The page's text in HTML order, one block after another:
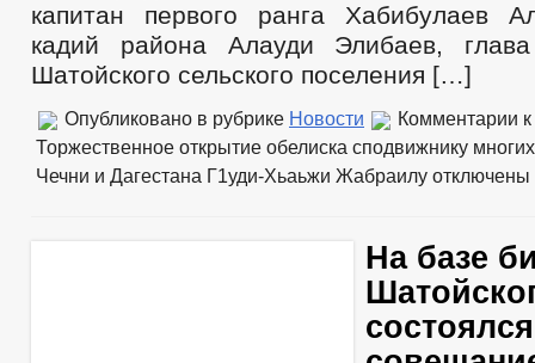
капитан первого ранга Хабибулаев
кадий района Алауди Элибаев,
Шатойского сельского поселения […]
Опубликовано в рубрике Новости Комментарии
Торжественное открытие обелиска сподвижнику
Чечни и Дагестана Г1уди-Хьаьжи Жабраилу отключены
На базе